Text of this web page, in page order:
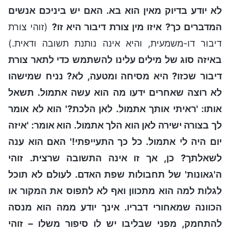
לא יודע בדיוק מאין הוא בא. האם יש ביניכם אנשים
המדברים כך? איזו מין צורת דיבור היא זו? (זוהי צורת
דיבור דו-משמעית, והיא אינה נותנת תשובה ודאית.)
באיזה סוג של מילים עלינו להשתמש כדי לתאר צורת
דיבור שכזו? היא מסיחה ומטעה, לא? נניח שמישהו
לא רוצה שאחרים ידעו מה הוא עשה אתמול. תשאל
אותו: 'ראיתי אותך אתמול. לאן הלכת?' הוא לא אומר
לך בצורה ישירה לאן הוא הלך אתמול. הוא אומר: 'איזה
יום היה לי אתמול. כל כך התעייפתי!' האם הוא ענה
לשאלתך? כן, אך זו אינה התשובה שרצית. זוהי
ה'גאונות' של תחבולות שפת האדם. לעולם לא תוכל
לגלות למה הוא מתכוון ואף לא לתפוס את המקור או
הכוונה שמאחורי דבריו. אינך יודע ממה הוא מנסה
להתחמק, מפני שבליבו יש לו סיפור משלו – זוהי